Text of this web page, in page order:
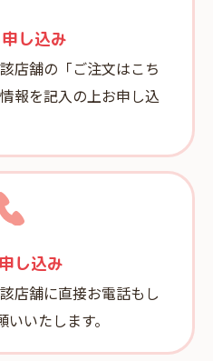
し込み
店舗の「ご注文はこち
報を記入の上お申し込
し込み
店舗に直接お電話もし
いたします。